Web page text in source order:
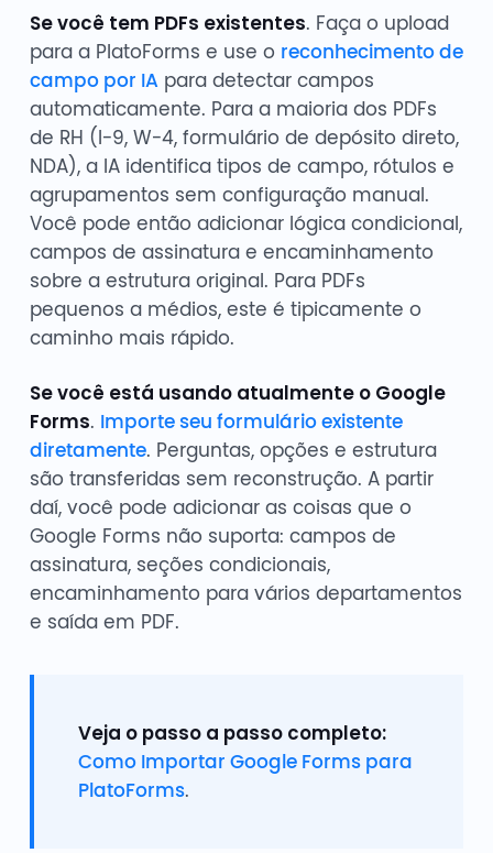
Se você tem PDFs existentes. Faça o upload
para a PlatoForms e use o reconhecimento de
campo por IApara detectar campos
automaticamente. Para a maioria dos PDFs
de RH (I-9, W-4, formulário de depósito direto,
NDA), a IA identifica tipos de campo, rótulos e
agrupamentos sem configuração manual.
Você pode então adicionar lógica condicional,
campos de assinatura e encaminhamento
sobre a estrutura original. Para PDFs
pequenos a médios, este é tipicamente o
caminho mais rápido.
Se você está usando atualmente o Google
Forms. Importe seu formulário existente
diretamente. Perguntas, opções e estrutura
são transferidas sem reconstrução. A partir
daí, você pode adicionar as coisas que o
Google Forms não suporta: campos de
assinatura, seções condicionais,
encaminhamento para vários departamentos
e saída em PDF.
Veja o passo a passo completo:
Como Importar Google Forms para
PlatoForms.